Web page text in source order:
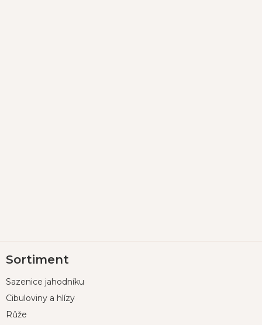
á
a
Sortiment
Sazenice jahodníku
Cibuloviny a hlízy
Růže